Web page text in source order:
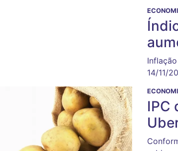
14/11/
IPC